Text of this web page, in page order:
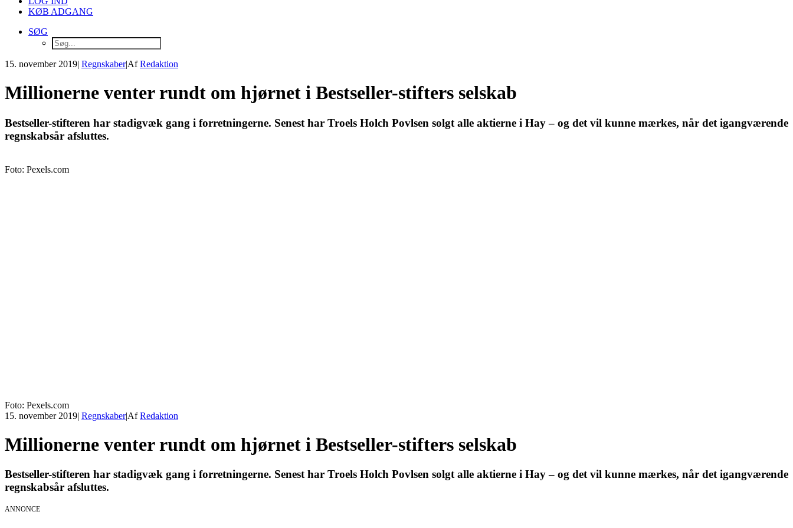
KØB ADGANG
SØG
15. november 2019| Regnskaber|AfRedaktion
Millionerne venter rundt om hjørnet i Bestseller-stifters selskab
Bestseller-stifteren har stadigvæk gang i forretningerne. Senest har Troels Holch Povlsen solgt alle aktierne i Hay – og det vil kunne mærkes, når det igangværende
regnskabsår afsluttes.
Foto: Pexels.com
Foto: Pexels.com
15. november 2019| Regnskaber|AfRedaktion
Millionerne venter rundt om hjørnet i Bestseller-stifters selskab
Bestseller-stifteren har stadigvæk gang i forretningerne. Senest har Troels Holch Povlsen solgt alle aktierne i Hay – og det vil kunne mærkes, når det igangværende
regnskabsår afsluttes.
ANNONCE